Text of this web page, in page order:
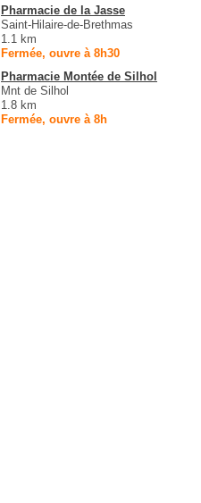
Pharmacie de la Jasse
Saint-Hilaire-de-Brethmas
1.1 km
Fermée, ouvre à 8h30
Pharmacie Montée de Silhol
Mnt de Silhol
1.8 km
Fermée, ouvre à 8h